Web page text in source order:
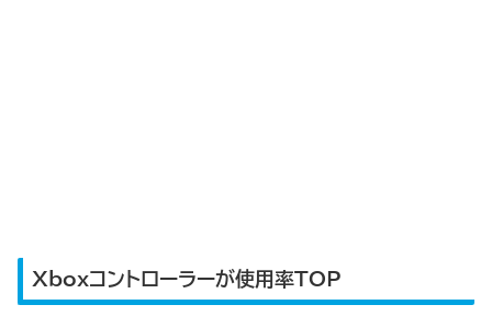
Xboxコントローラーが使用率TOP